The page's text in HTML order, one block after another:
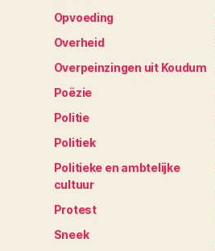
Opvoeding
Overheid
Overpeinzingen uit Koudum
Poëzie
Politie
Politiek
Politieke en ambtelijke
cultuur
Protest
Sneek